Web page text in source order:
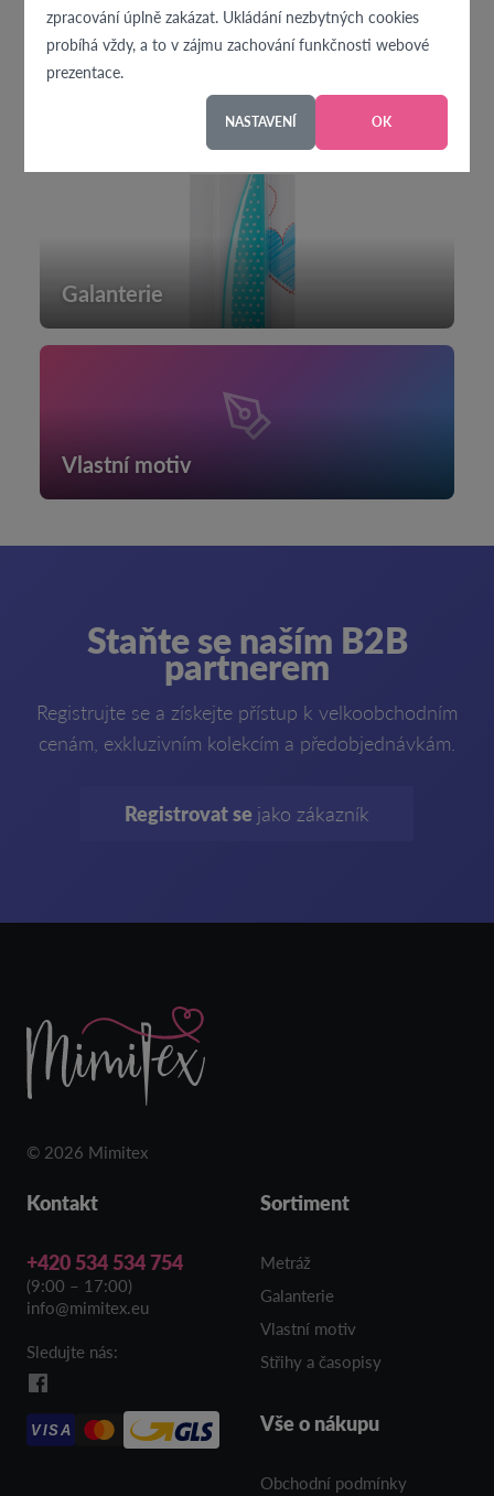
zpracování úplně zakázat. Ukládání nezbytných cookies
probíhá vždy, a to v zájmu zachování funkčnosti webové
prezentace.
NASTAVENÍ OK
Galanterie
Vlastní motiv
Staňte se naším B2B
partnerem
Registrujte se a získejte přístup k velkoobchodním
cenám, exkluzivním kolekcím a předobjednávkám.
Registrovat se jako zákazník
© 2026 Mimitex
Kontakt
+420 534 534 754
(9:00 – 17:00)
info@mimitex.eu
Sledujte nás:
VISA
Sortiment
Metráž
Galanterie
Vlastní motiv
Střihy a časopisy
Vše o nákupu
Obchodní podmínky